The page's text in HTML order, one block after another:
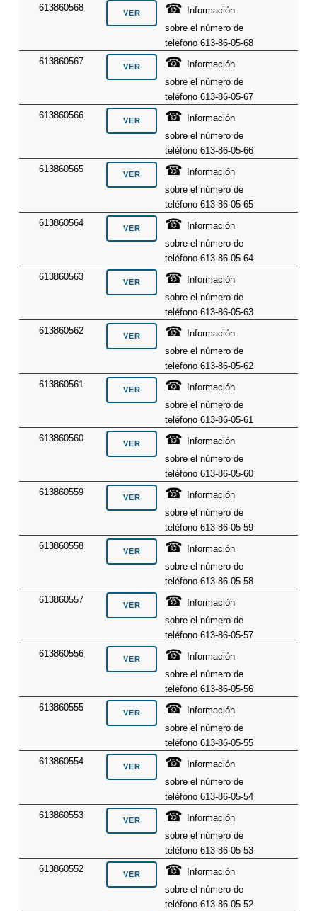
613860568
☎
Información
sobre el número de
teléfono 613-86-05-68
613860567
☎
Información
sobre el número de
teléfono 613-86-05-67
613860566
☎
Información
sobre el número de
teléfono 613-86-05-66
613860565
☎
Información
sobre el número de
teléfono 613-86-05-65
613860564
☎
Información
sobre el número de
teléfono 613-86-05-64
613860563
☎
Información
sobre el número de
teléfono 613-86-05-63
613860562
☎
Información
sobre el número de
teléfono 613-86-05-62
613860561
☎
Información
sobre el número de
teléfono 613-86-05-61
613860560
☎
Información
sobre el número de
teléfono 613-86-05-60
613860559
☎
Información
sobre el número de
teléfono 613-86-05-59
613860558
☎
Información
sobre el número de
teléfono 613-86-05-58
613860557
☎
Información
sobre el número de
teléfono 613-86-05-57
613860556
☎
Información
sobre el número de
teléfono 613-86-05-56
613860555
☎
Información
sobre el número de
teléfono 613-86-05-55
613860554
☎
Información
sobre el número de
teléfono 613-86-05-54
613860553
☎
Información
sobre el número de
teléfono 613-86-05-53
613860552
☎
Información
sobre el número de
teléfono 613-86-05-52